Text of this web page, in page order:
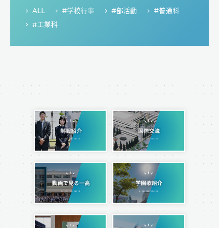
ALL #学校行事 #部活動
#普通科
#工業科